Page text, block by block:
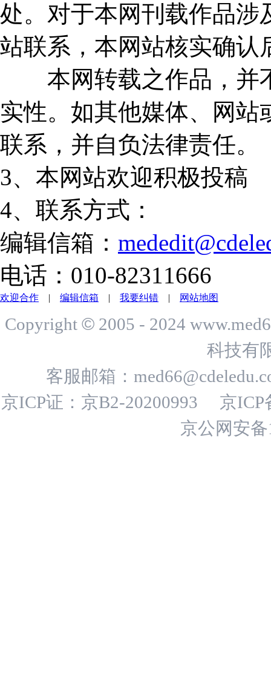
处。对于本网刊载作品涉
站联系，本网站核实确认
本网转载之作品，并
实性。如其他媒体、网
联系，并自负法律责任。
3、本网站欢迎积极投稿
4、联系方式：
编辑信箱：
电话：010-82311666
欢迎合作 | 编辑信箱 | 我要纠错 | 网站地图
Copyright © 2005 - 2024
科技有
客服邮箱：
京ICP证：京B2-20200993
京ICP
京公网安备